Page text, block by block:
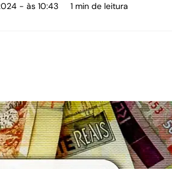
- às 10:43 1 min de leitura